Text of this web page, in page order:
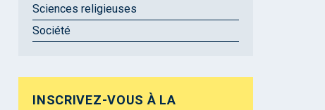
Sciences religieuses
Société
INSCRIVEZ-VOUS À LA